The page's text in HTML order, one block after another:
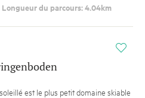
Longueur du parcours: 4.04km
i
est le plus petit domaine skiable